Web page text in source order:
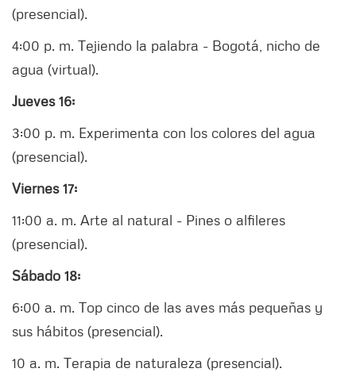
(presencial).
4:00 p. m. Tejiendo la palabra - Bogotá, nicho de
agua (virtual).
Jueves 16:
3:00 p. m. Experimenta con los colores del agua
(presencial).
Viernes 17:
11:00 a. m. Arte al natural - Pines o alfileres
(presencial).
Sábado 18:
6:00 a. m. Top cinco de las aves más pequeñas y
sus hábitos (presencial).
10 a. m. Terapia de naturaleza (presencial).